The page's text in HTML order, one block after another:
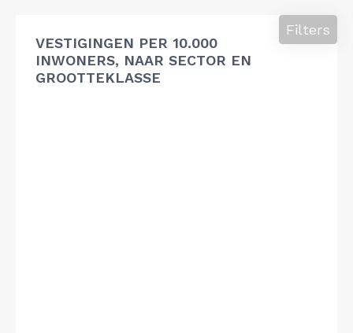
VESTIGINGEN PER 10.000
INWONERS, NAAR SECTOR EN
GROOTTEKLASSE
Filters